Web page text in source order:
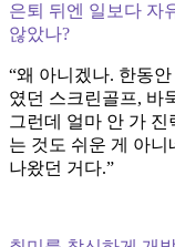
은퇴 뒤엔 일보다 자
않았나?
“왜 아니겠나. 한동
였던 스크린골프, 바
그런데 얼마 안 가 진
는 것도 쉬운 게 아니
나왔던 거다.”